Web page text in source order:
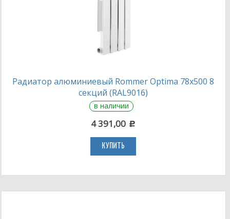
Радиатор алюминиевый Rommer Optima 78х500 8
секций (RAL9016)
в наличии
4 391,00 c
КУПИТЬ